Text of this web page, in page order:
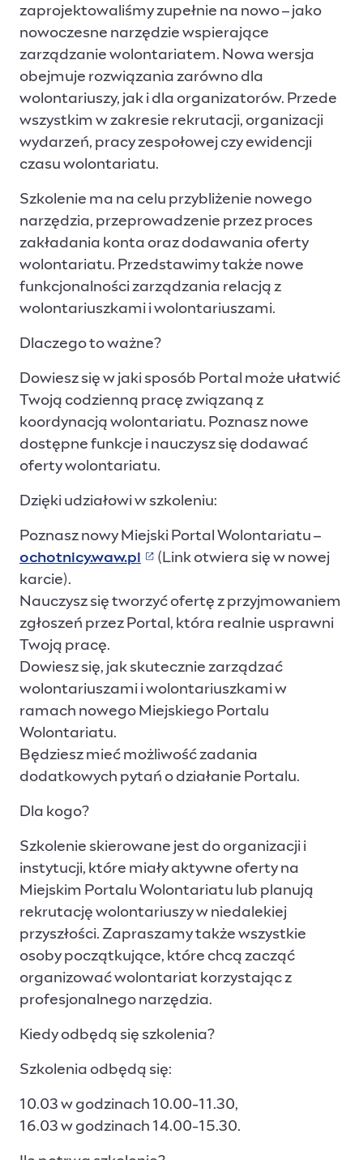
zaprojektowaliśmy zupełnie na nowo – jako
nowoczesne narzędzie wspierające
zarządzanie wolontariatem. Nowa wersja
obejmuje rozwiązania zarówno dla
wolontariuszy, jak i dla organizatorów. Przede
wszystkim w zakresie rekrutacji, organizacji
wydarzeń, pracy zespołowej czy ewidencji
czasu wolontariatu.
Szkolenie ma na celu przybliżenie nowego
narzędzia, przeprowadzenie przez proces
zakładania konta oraz dodawania oferty
wolontariatu. Przedstawimy także nowe
funkcjonalności zarządzania relacją z
wolontariuszkami i wolontariuszami.
Dlaczego to ważne?
Dowiesz się w jaki sposób Portal może ułatwić
Twoją codzienną pracę związaną z
koordynacją wolontariatu. Poznasz nowe
dostępne funkcje i nauczysz się dodawać
oferty wolontariatu.
Dzięki udziałowi w szkoleniu:
Poznasz nowy Miejski Portal Wolontariatu –
ochotnicy.waw.pl
(Link otwiera się w nowej
karcie).
Nauczysz się tworzyć ofertę z przyjmowaniem
zgłoszeń przez Portal, która realnie usprawni
Twoją pracę.
Dowiesz się, jak skutecznie zarządzać
wolontariuszami i wolontariuszkami w
ramach nowego Miejskiego Portalu
Wolontariatu.
Będziesz mieć możliwość zadania
dodatkowych pytań o działanie Portalu.
Dla kogo?
Szkolenie skierowane jest do organizacji i
instytucji, które miały aktywne oferty na
Miejskim Portalu Wolontariatu lub planują
rekrutację wolontariuszy w niedalekiej
przyszłości. Zapraszamy także wszystkie
osoby początkujące, które chcą zacząć
organizować wolontariat korzystając z
profesjonalnego narzędzia.
Kiedy odbędą się szkolenia?
Szkolenia odbędą się:
10.03 w godzinach 10.00-11.30,
16.03 w godzinach 14.00-15.30.